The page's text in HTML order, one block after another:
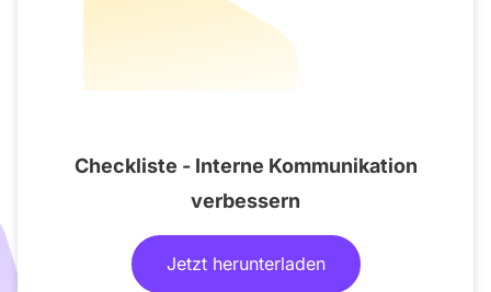
Checkliste - Interne Kommunikation
verbessern
Jetzt herunterladen